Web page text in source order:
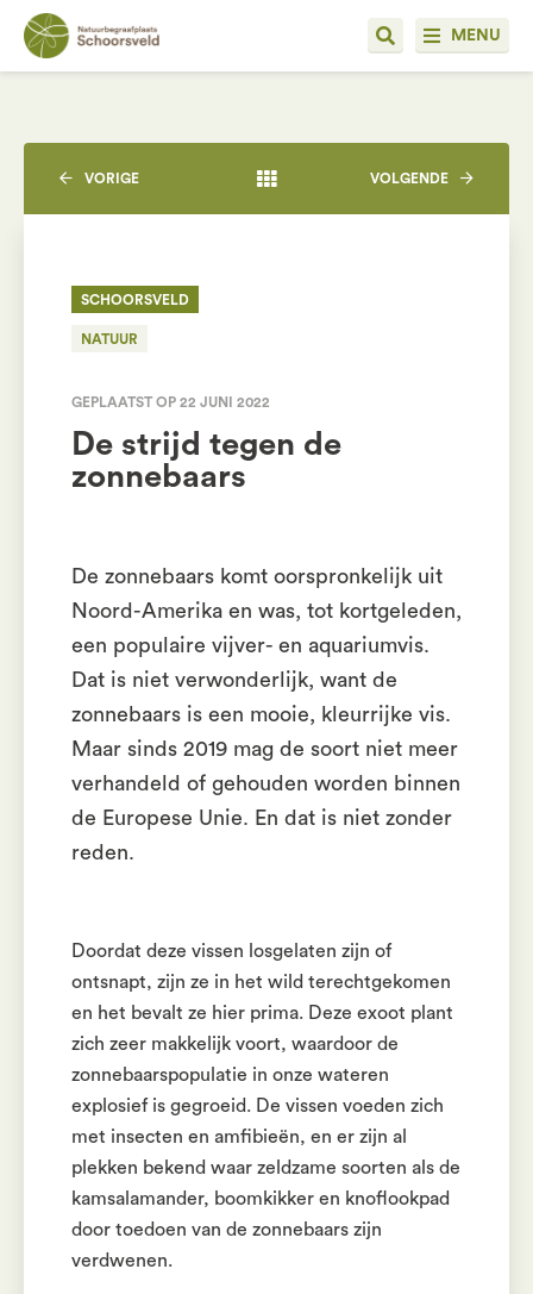
MENU
VORIGE VOLGENDE
SCHOORSVELD
NATUUR
GEPLAATST OP 22 JUNI 2022
De strijd tegen de
zonnebaars
De zonnebaars komt oorspronkelijk uit
Noord-Amerika en was, tot kortgeleden,
een populaire vijver- en aquariumvis.
Dat is niet verwonderlijk, want de
zonnebaars is een mooie, kleurrijke vis.
Maar sinds 2019 mag de soort niet meer
verhandeld of gehouden worden binnen
de Europese Unie. En dat is niet zonder
reden.
Doordat deze vissen losgelaten zijn of
ontsnapt, zijn ze in het wild terechtgekomen
en het bevalt ze hier prima. Deze exoot plant
zich zeer makkelijk voort, waardoor de
zonnebaarspopulatie in onze wateren
explosief is gegroeid. De vissen voeden zich
met insecten en amfibieën, en er zijn al
plekken bekend waar zeldzame soorten als de
kamsalamander, boomkikker en knoflookpad
door toedoen van de zonnebaars zijn
verdwenen.